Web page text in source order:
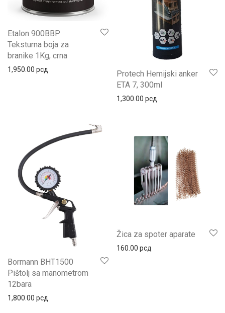
Etalon 900BBP
Teksturna boja za
branike 1Kg, crna
1,950.00 рсд
Protech Hemijski anker
ETA 7, 300ml
1,300.00 рсд
Bormann BHT1500
Pištolj sa manometrom
12bara
1,800.00 рсд
Žica za spoter aparate
160.00 рсд